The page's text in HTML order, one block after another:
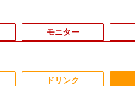
4
4
モニター
4
4
ドリンク